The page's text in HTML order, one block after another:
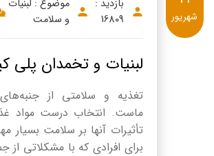
بازدید :
16809
موضوع : لبنیات
و سلامت
لبنیات و تخمدان پلی
تغذیه و سلامتی از
ماست. انتخاب درست مواد
تأثیرات آنها بر سلامت بسیار
برای افرادی که با مشکلاتی از
شهریور